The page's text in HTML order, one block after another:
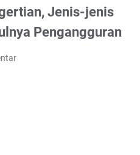
Jenis-jenis
Pengangguran